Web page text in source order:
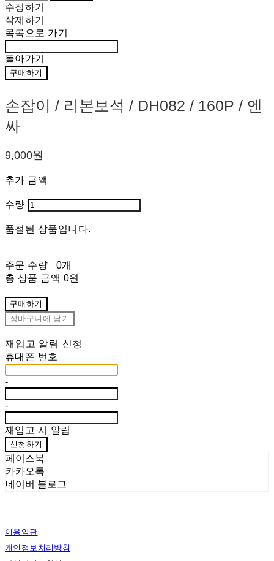
수정하기
삭제하기
목록으로 가기
돌아가기
구매하기
손잡이 / 리본보석 / DH082 / 160P / 엔
싸
9,000원
추가 금액
수량
품절된 상품입니다.
주문 수량
0개
총 상품 금액 0원
구매하기
장바구니에 담기
재입고 알림 신청
휴대폰 번호
-
-
재입고 시 알림
신청하기
페이스북
카카오톡
네이버 블로그
이용약관
개인정보처리방침